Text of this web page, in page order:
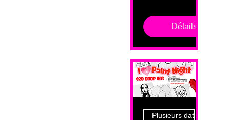
Détails
Plusieurs dates